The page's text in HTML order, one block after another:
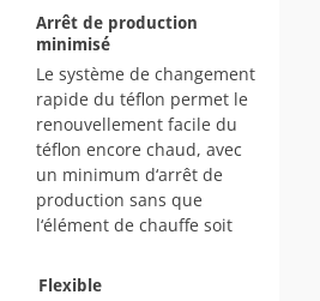
Arrêt de production
minimisé
Le système de changement
rapide du téflon permet le
renouvellement facile du
téflon encore chaud, avec
un minimum d‘arrêt de
production sans que
l‘élément de chauffe soit
Flexible